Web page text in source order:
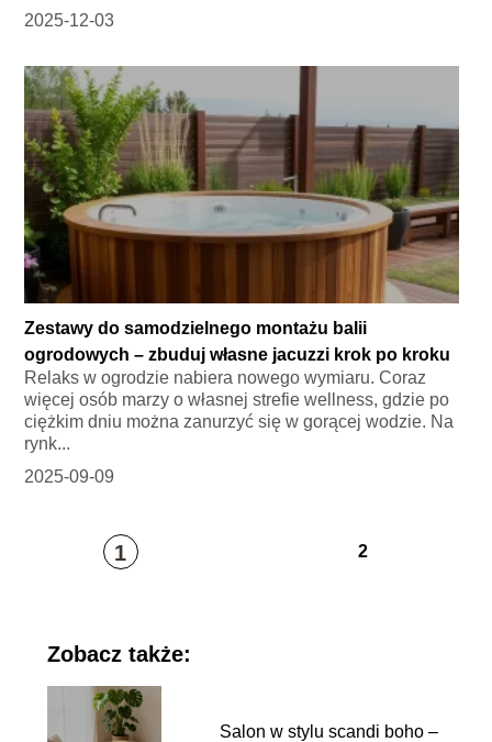
2025-12-03
Zestawy do samodzielnego montażu balii
ogrodowych – zbuduj własne jacuzzi krok po kroku
Relaks w ogrodzie nabiera nowego wymiaru. Coraz
więcej osób marzy o własnej strefie wellness, gdzie po
ciężkim dniu można zanurzyć się w gorącej wodzie. Na
rynk...
2025-09-09
1 2
Zobacz także:
Salon w stylu scandi boho –